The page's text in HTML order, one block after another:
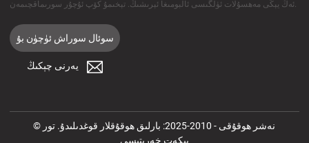
ئەڭ يېڭى مەھسۇلات ئۈلگىسى ئالبومىغا ئېرىشىڭ. تېخىمۇ كۆپ ئۇچۇر سورىماقچىمەن.
سوئال سوراش ئۈچۈن بۇ
يەرنى چېكىڭ
© نەشر ھوقۇقى - 2010-2025: بارلىق ھوقۇقلار قوغدىلىدۇ. تور
بېكەت خەرىتىسى